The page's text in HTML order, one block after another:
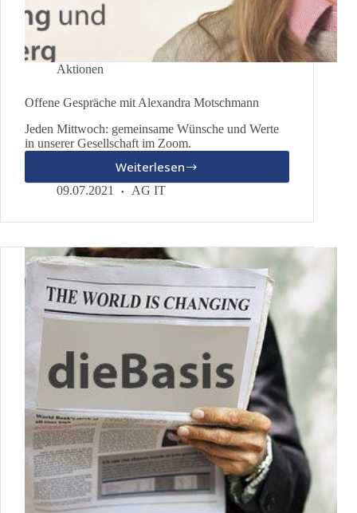
Aktionen
Offene Gespräche mit Alexandra Motschmann
Jeden Mittwoch: gemeinsame Wünsche und Werte
in unserer Gesellschaft im Zoom.
Weiterlesen
Offene
Gespräche
Alexandra
09.07.2021 AG IT